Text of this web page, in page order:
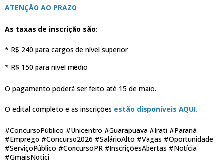
ATENÇÃO AO PRAZO
As taxas de inscrição são:
* R$ 240 para cargos de nível superior
* R$ 150 para nível médio
O pagamento poderá ser feito até 15 de maio.
O edital completo e as inscrições estão disponíveis AQUI.
#ConcursoPúblico #Unicentro #Guarapuava #Irati #Paraná
#Emprego #Concurso2026 #SalárioAlto #Vagas #Oportunidade
#ServiçoPúblico #ConcursoPR #InscriçõesAbertas #Notícia
#GmaisNotici